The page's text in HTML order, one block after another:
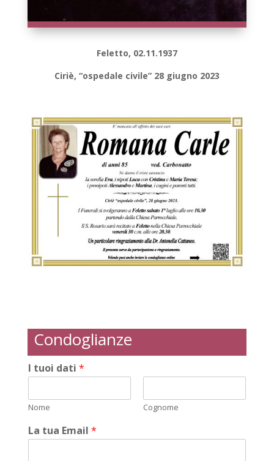
Feletto, 02.11.1937
Ciriè, “ospedale civile” 28 giugno 2023
Condoglianze
I tuoi dati *
Nome Cognome
La tua Email *